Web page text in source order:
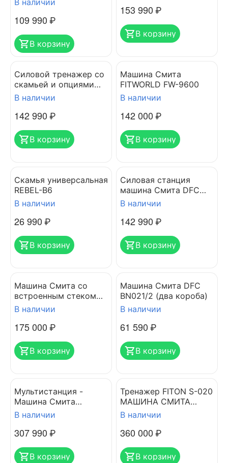
В наличии
109 990₽
В корзину
153 990₽
В корзину
Силовой тренажер со
скамьей и опциями
DFC 8500
В наличии
142 990₽
В корзину
Машина Смита
FITWORLD FW-9600
В наличии
142 000₽
В корзину
Скамья универсальная
REBEL-B6
В наличии
26 990₽
В корзину
Силовая станция
машина Смита DFC
PowerGym D900
В наличии
142 990₽
В корзину
Машина Смита со
встроенным стеком
FITWORLD FW-9500
В наличии
175 000₽
В корзину
Машина Смита DFC
BN021/2 (два короба)
В наличии
61 590₽
В корзину
Мультистанция -
Машина Смита
STONERISE D873
В наличии
307 990₽
В корзину
Тренажер FITON S-020
МАШИНА СМИТА
ВЕРТИКАЛЬНАЯ
В наличии
360 000₽
В корзину